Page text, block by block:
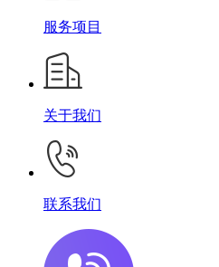
服务项目
关于我们
联系我们